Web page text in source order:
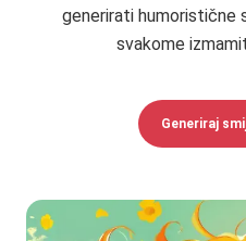
generirati humoristične
svakome
Generiraj